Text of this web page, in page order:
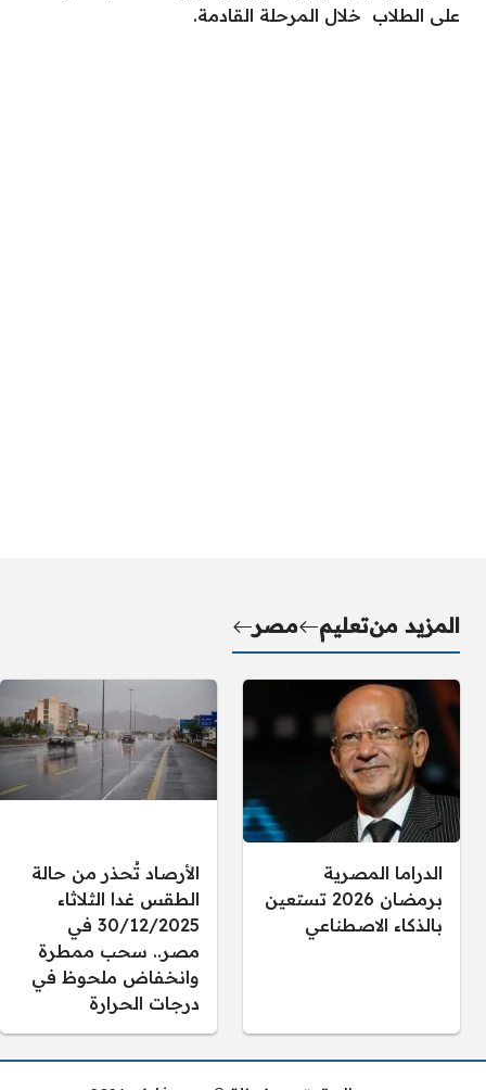
على الطلاب خلال المرحلة القادمة.
المزيد منتعليم مصر
الدراما المصرية
برمضان 2026 تستعين
بالذكاء الاصطناعي
الأرصاد تُحذر من حالة
الطقس غدا الثلاثاء
30/12/2025 في
مصر.. سحب ممطرة
وانخفاض ملحوظ في
درجات الحرارة